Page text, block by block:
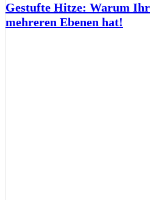
Gestufte Hitze: Warum
mehreren Ebenen hat!